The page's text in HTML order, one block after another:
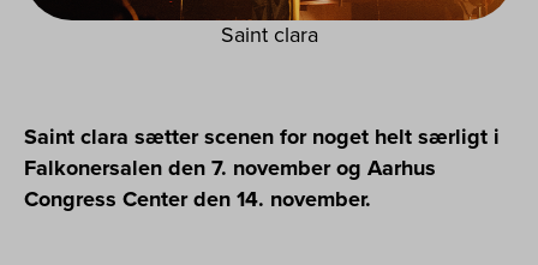
Saint clara
Saint clara sætter scenen for noget helt særligt i
Falkonersalen den 7. november og Aarhus
Congress Center den 14. november.